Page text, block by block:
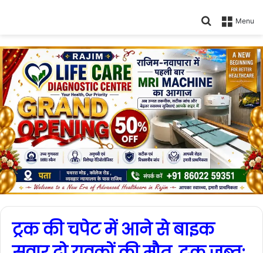
Menu
Search
ट्रक की चपेट में आने से बाइक